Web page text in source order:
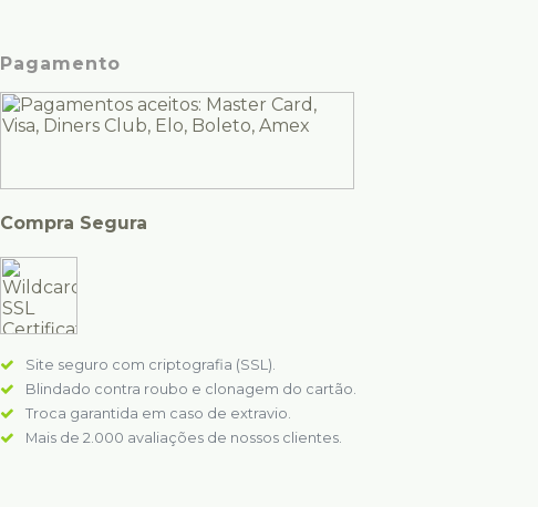
Pagamento
Compra Segura
Site seguro com criptografia (SSL).
Blindado contra roubo e clonagem do cartão.
Troca garantida em caso de extravio.
Mais de 2.000 avaliações de nossos clientes.